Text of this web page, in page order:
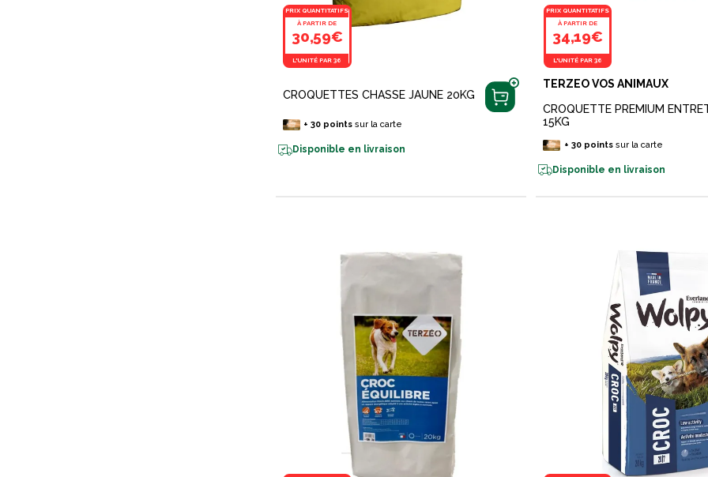
PRIX QUANTITATIFS
À PARTIR DE
30,59€
L'UNITÉ PAR 36
CROQUETTES CHASSE JAUNE 20KG
+30 points sur la carte
Disponible en livraison
PRIX QUANTITATIFS
À PARTIR DE
34,19€
L'UNITÉ PAR 36
TERZEO VOS ANIMAUX
CROQUETTE PREMIUM
15KG
+ 30pointssur la carte
Disponible en livraison